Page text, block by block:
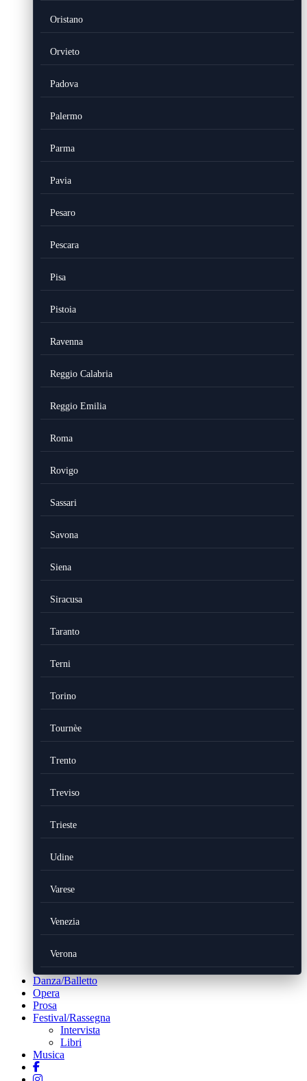
Oristano
Orvieto
Padova
Palermo
Parma
Pavia
Pesaro
Pescara
Pisa
Pistoia
Ravenna
Reggio Calabria
Reggio Emilia
Roma
Rovigo
Sassari
Savona
Siena
Siracusa
Taranto
Terni
Torino
Tournèe
Trento
Treviso
Trieste
Udine
Varese
Venezia
Verona
Danza/Balletto
Opera
Prosa
Festival/Rassegna
Intervista
Libri
Musica